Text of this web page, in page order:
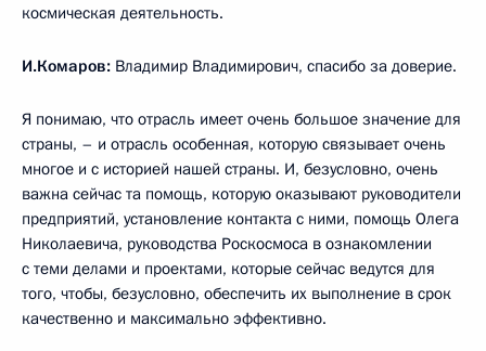
космическая деятельность.
И.Комаров: Владимир Владимирович, спасибо за доверие.
Я понимаю, что отрасль имеет очень большое значение для
страны, – и отрасль особенная, которую связывает очень
многое и с историей нашей страны. И, безусловно, очень
важна сейчас та помощь, которую оказывают руководители
предприятий, установление контакта с ними, помощь Олега
Николаевича, руководства Роскосмоса в ознакомлении
с теми делами и проектами, которые сейчас ведутся для
того, чтобы, безусловно, обеспечить их выполнение в срок
качественно и максимально эффективно.